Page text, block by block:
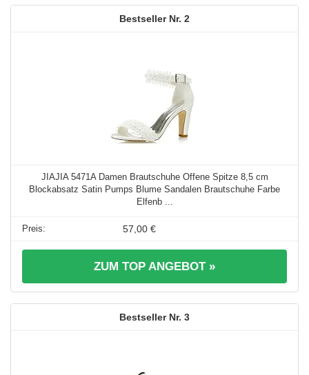
2
JIAJIA 5471A Damen Brautschuhe Offene Spitze 8,5 cm
Blockabsatz Satin Pumps Blume Sandalen Brautschuhe Farbe
Elfenb ...
57,00 €
ZUM TOP ANGEBOT »
3